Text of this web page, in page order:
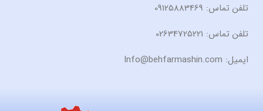
تلفن تماس: 09125883469
تلفن تماس: 02634725221
ایمیل: Info@behfarmashin.com